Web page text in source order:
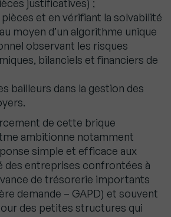
justificatives) ;
et en vérifiant la solvabilité
moyen d’un algorithme unique
observant les risques
bilanciels et financiers de
bailleurs dans la gestion des
de cette brique
ambitionne notamment
simple et efficace aux
des entreprises confrontées à
de trésorerie importants
demande – GAPD) et souvent
des petites structures qui